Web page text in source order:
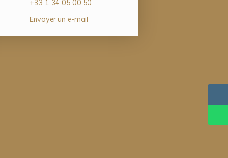
+33 1 34 05 00 50
Envoyer un e-mail